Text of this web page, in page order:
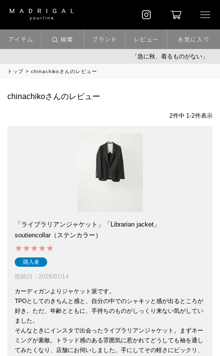
「急に秋、着るものがない」
アイテム 検索 ブランド レビュー お気に入り
トップ chinachikoさんのレビュー
chinachikoさんのレビュー
2件中 1-2件表示
「ライブラリアンジャケット」「Librarian jacket」
soutiencollar（ステンカラー）
購入者
投稿日 2026/07/14
カーディガンよりジャケット派です。
TPOとしてのきちんと感と、自分の中でのシャキッと感が出るところが
好き。ただ、年齢とともに、手持ちのものがしっくり来ない気がしてい
ました。
そんなときにインスタで出会ったライブラリアンジャケット。まずネー
ミングが素敵。トラッド感のある雰囲気に惹かれてどうしても袖を通し
てみたくなり、店舗にお伺いしました。手にしてその軽さにビックリ、